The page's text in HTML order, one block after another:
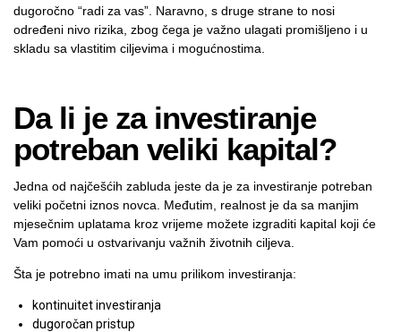
dugoročno “radi za vas”. Naravno, s druge strane to nosi
određeni nivo rizika, zbog čega je važno ulagati promišljeno i u
skladu sa vlastitim ciljevima i mogućnostima.
Da li je za investiranje
potreban veliki kapital?
Jedna od najčešćih zabluda jeste da je za investiranje potreban
veliki početni iznos novca. Međutim, realnost je da sa manjim
mjesečnim uplatama kroz vrijeme možete izgraditi kapital koji će
Vam pomoći u ostvarivanju važnih životnih ciljeva.
Šta je potrebno imati na umu prilikom investiranja:
kontinuitet investiranja
dugoročan pristup